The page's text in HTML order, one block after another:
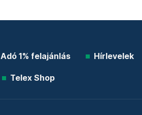
Adó 1% felajánlás Hírlevelek
Telex Shop